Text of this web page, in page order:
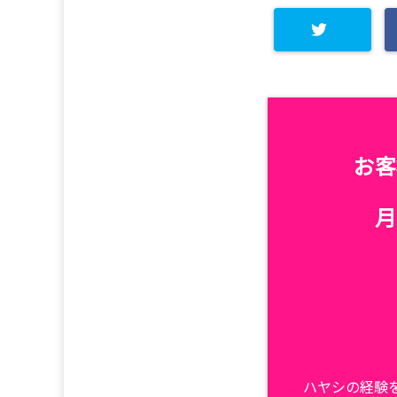
お
ハヤシの経験